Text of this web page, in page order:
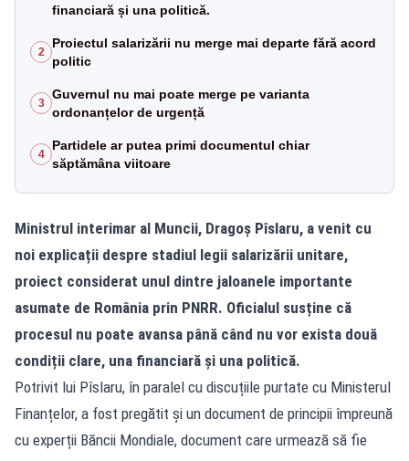
financiară și una politică.
2
Proiectul salarizării nu merge mai departe fără acord
politic
3
Guvernul nu mai poate merge pe varianta
ordonanțelor de urgență
4
Partidele ar putea primi documentul chiar
săptămâna viitoare
Ministrul interimar al Muncii, Dragoș Pîslaru, a venit cu
noi explicații despre stadiul legii salarizării unitare,
proiect considerat unul dintre jaloanele importante
asumate de România prin PNRR. Oficialul susține că
procesul nu poate avansa până când nu vor exista două
condiții clare, una financiară și una politică.
Potrivit lui Pîslaru, în paralel cu discuțiile purtate cu Ministerul
Finanțelor, a fost pregătit și un document de principii împreună
cu experții Băncii Mondiale, document care urmează să fie